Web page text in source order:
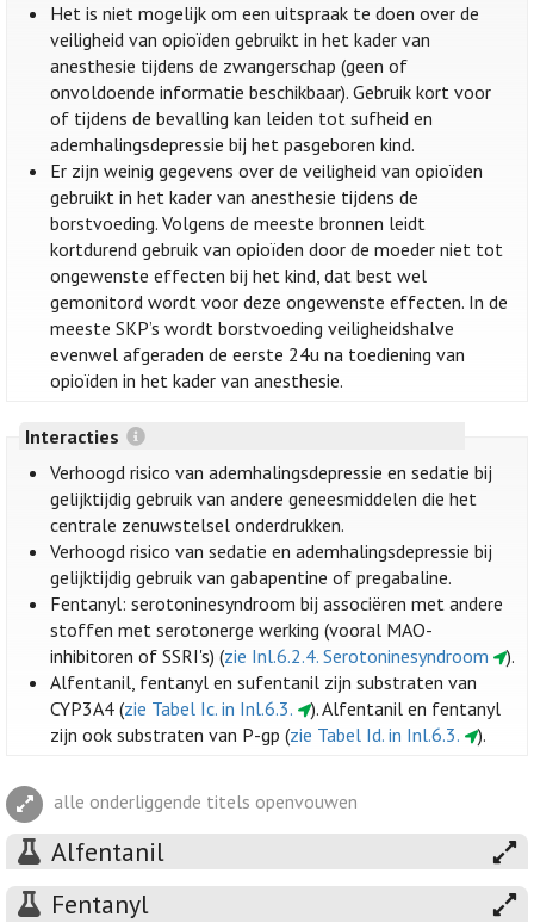
Het is niet mogelijk om een uitspraak te doen over de
veiligheid van opioïden gebruikt in het kader van
anesthesie tijdens de zwangerschap (geen of
onvoldoende informatie beschikbaar). Gebruik kort voor
of tijdens de bevalling kan leiden tot sufheid en
ademhalingsdepressie bij het pasgeboren kind.
Er zijn weinig gegevens over de veiligheid van opioïden
gebruikt in het kader van anesthesie tijdens de
borstvoeding. Volgens de meeste bronnen leidt
kortdurend gebruik van opioïden door de moeder niet tot
ongewenste effecten bij het kind, dat best wel
gemonitord wordt voor deze ongewenste effecten. In de
meeste SKP’s wordt borstvoeding veiligheidshalve
evenwel afgeraden de eerste 24u na toediening van
opioïden in het kader van anesthesie.
Interacties
Verhoogd risico van ademhalingsdepressie en sedatie bij
gelijktijdig gebruik van andere geneesmiddelen die het
centrale zenuwstelsel onderdrukken.
Verhoogd risico van sedatie en ademhalingsdepressie bij
gelijktijdig gebruik van gabapentine of pregabaline.
Fentanyl: serotoninesyndroom bij associëren met andere
stoffen met serotonerge werking (vooral MAO-
inhibitoren of SSRI's) (zie Inl.6.2.4. Serotoninesyndroom
).
Alfentanil, fentanyl en sufentanil zijn substraten van
CYP3A4 (zie Tabel Ic. in Inl.6.3.
). Alfentanil en fentanyl
zijn ook substraten van P-gp (zie Tabel Id. in Inl.6.3. ).
alle onderliggende titels openvouwen
Alfentanil
Fentanyl